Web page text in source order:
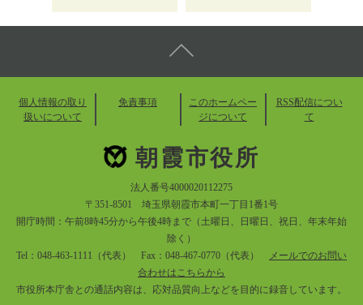
個人情報の取り
扱いについて
免責事項
このホームペー
ジについて
RSS配信につい
て
朝霞市役所
法人番号4000020112275
〒351-8501 埼玉県朝霞市本町一丁目1番1号
開庁時間：午前8時45分から午後4時まで（土曜日、日曜日、祝日、年末年始
除く）
Tel：048-463-1111（代表） Fax：048-467-0770（代表）
メールでのお問い
合わせはこちらから
市役所本庁舎との通話内容は、応対品質向上などを目的に録音しています。